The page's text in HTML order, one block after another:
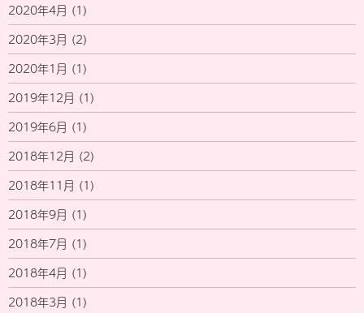
2020年4月 (1)
2020年3月 (2)
2020年1月 (1)
2019年12月 (1)
2019年6月 (1)
2018年12月 (2)
2018年11月 (1)
2018年9月 (1)
2018年7月 (1)
2018年4月 (1)
2018年3月 (1)